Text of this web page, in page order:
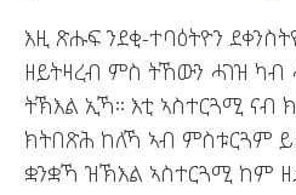
እዚ ጽሑፍ ንደቂ-ተባዕትዮን
ዘይትዛረብ ምስ ትኸውን ሓገዝ ካብ
ትኽእል ኢኻ። እቲ ኣስተርጓሚ ናብ
ክትበጽሕ ከለኻ ኣብ ምስቱርጓም
ቋንቋኻ ዝኽእል ኣስተርጓሚ ከም